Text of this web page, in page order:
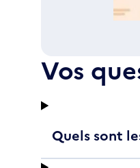
Vos
Quels sont